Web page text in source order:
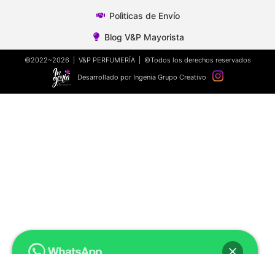
Polìticas de Envío
Blog V&P Mayorista
©2022~2026 | V&P PERFUMERÍA | ©Todos los derechos reservados
Desarrollado por Ingenia Grupo Creativo